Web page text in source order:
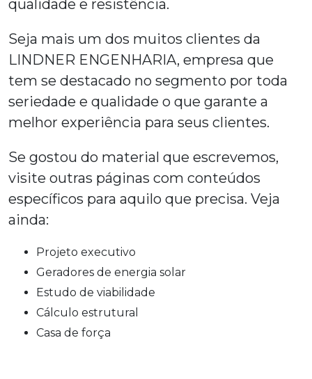
qualidade e resistência.
Seja mais um dos muitos clientes da
LINDNER ENGENHARIA, empresa que
tem se destacado no segmento por toda
seriedade e qualidade o que garante a
melhor experiência para seus clientes.
Se gostou do material que escrevemos,
visite outras páginas com conteúdos
específicos para aquilo que precisa. Veja
ainda:
projeto executivo
geradores de energia solar
estudo de viabilidade
cálculo estrutural
casa de força